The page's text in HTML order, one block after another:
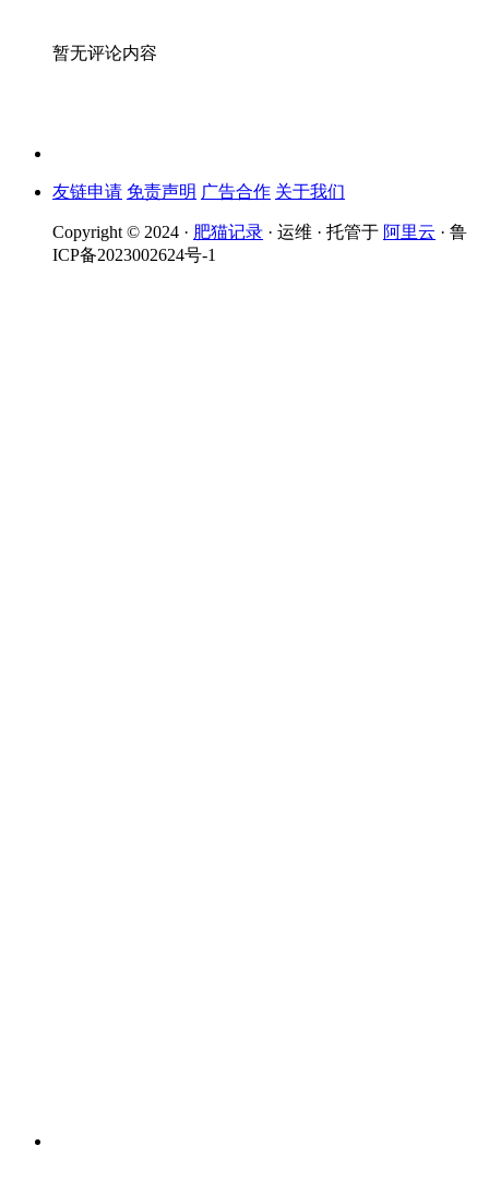
暂无评论内容
友链申请 免责声明 广告合作 关于我们
Copyright © 2024 · 肥猫记录 · 运维 · 托管于 阿里云 · 鲁
ICP备2023002624号-1